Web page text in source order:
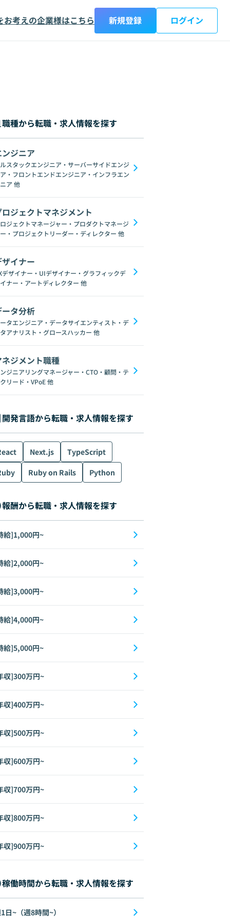
お考えの企業様はこちら 新規登録 ログイン
神奈川県 新潟県 富山県 石川県
ブロックチェーン
ChatGPT Gemini
AWS
AWS MySQL Apache Network
AWS
AWS
職種から転職・求人情報を探す
ジニア
スタックエンジニア・サーバーサイドエンジ
・フロントエンドエンジニア・インフラエン
ア 他
ジェクトマネジメント
ジェクトマネージャー・プロダクトマネージ
・プロジェクトリーダー・ディレクター 他
イナー
デザイナー・UIデザイナー・グラフィックデ
ナー・アートディレクター 他
タ分析
タエンジニア・データサイエンティスト・デ
アナリスト・グロースハッカー 他
ジメント職種
ジニアリングマネージャー・CTO・顧問・テ
リード・VPoE他
開発言語から転職・求人情報を探す
Next.js
TypeScript
Ruby on Rails Python
報酬から転職・求人情報を探す
給]1,000円~
給]2,000円~
給]3,000円~
給]4,000円~
給]5,000円~
収]300万円~
収]400万円~
収]500万円~
収]600万円~
収]700万円~
収]800万円~
収]900万円~
稼働時間から転職・求人情報を探す
日~（週8時間~）